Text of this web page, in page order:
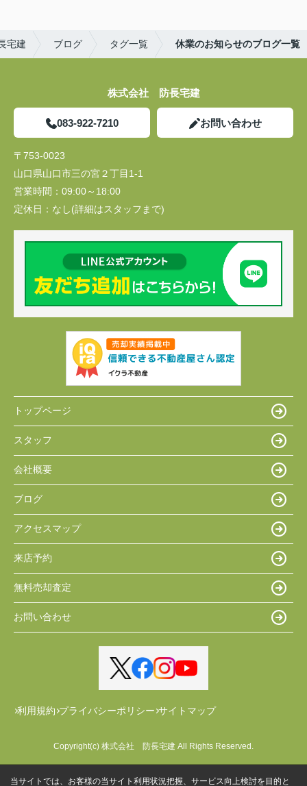
宅建 ブログ タグ一覧 休業のお知らせのブログ一覧
株式会社 防長宅建
083-922-7210 お問い合わせ
〒753-0023
山口県山口市三の宮２丁目1-1
営業時間： 09:00～18:00
定休日： なし(詳細はスタッフまで)
トップページ
スタッフ
会社概要
ブログ
アクセスマップ
来店予約
無料売却査定
お問い合わせ
利用規約 プライバシーポリシー サイトマップ
Copyright(c) 株式会社 防長宅建 All Rights Reserved.
当サイトでは、お客様の当サイト利用状況把握、サービス向上検討を目的と